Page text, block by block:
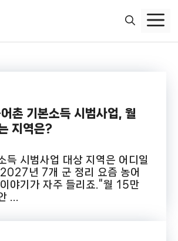
촌 기본소득 시범사업, 월
지역은?
득 시범사업 대상 지역은 어디일
년 7개 군 정리 요즘 농어
야기가 자주 들리죠.“월 15만
...